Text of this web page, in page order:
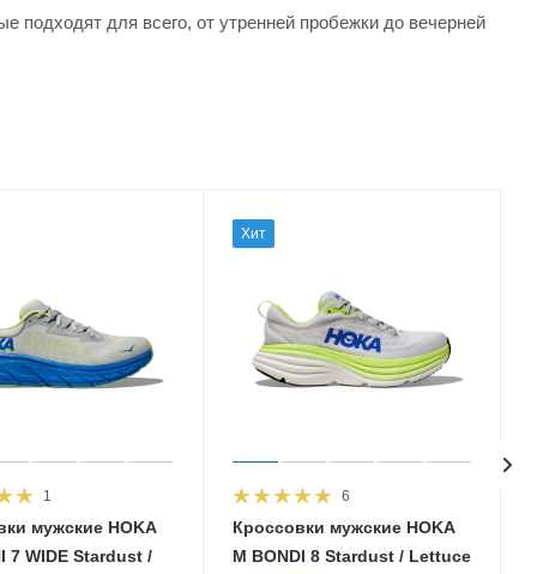
подходят для всего, от утренней пробежки до вечерней
1
мужские HOKA
7 WIDE Stardust /
Хит
6
Кроссовки мужские HOKA
M BONDI 8 Stardust / Lettuce